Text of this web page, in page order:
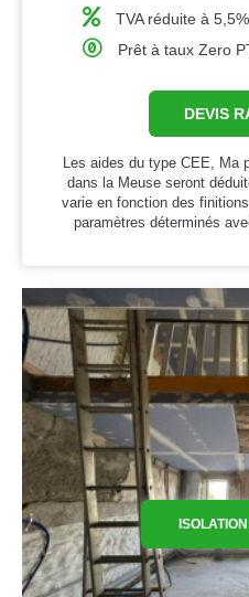
TVA réduite à 5,5%
Prêt à taux Zero
DEVIS
Les aides du type CEE, Ma
dans la Meuse seront
varie en fonction des
paramètres déterminés